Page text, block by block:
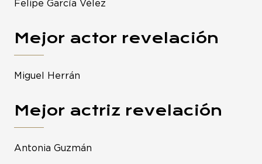
Felipe García Vélez
Mejor actor revelación
Miguel Herrán
Mejor actriz revelación
Antonia Guzmán